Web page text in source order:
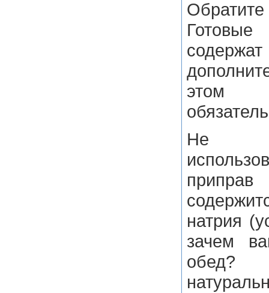
этом
Не
натрия
зачем
обед?